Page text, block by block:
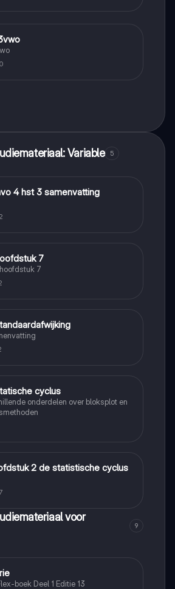
Variable 5
4 hst 3 samenvatting
7
7
cyclus
onderdelen over bloksplot en
2 de statistische cyclus
voor
9
boek Deel 1 Editie 13